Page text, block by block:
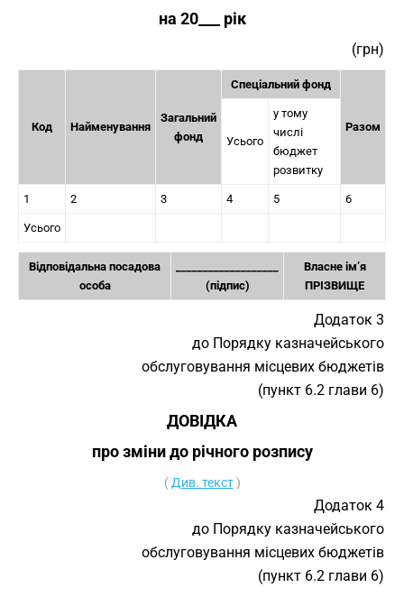
на 20___ рік
(грн)
Код Найменування
Загальний
фонд
Спеціальний фонд
Разом
Усього
у тому
числі
бюджет
розвитку
1 2 3 4 5 6
Усього
Відповідальна посадова
особа
(підпис)
Власне ім’я
ПРІЗВИЩЕ
Додаток 3
до Порядку казначейського
обслуговування місцевих бюджетів
(пункт 6.2 глави 6)
ДОВІДКА
про зміни до річного розпису
( Див. текст)
Додаток 4
до Порядку казначейського
обслуговування місцевих бюджетів
(пункт 6.2 глави 6)